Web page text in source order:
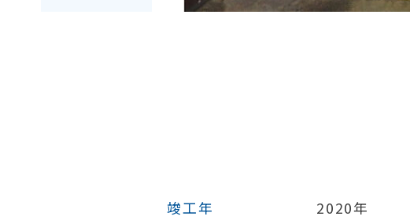
竣工年
2020年